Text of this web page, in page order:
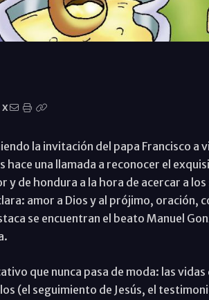
X
la invitación del papa Francisco a
una llamada a reconocer el
y de hondura a la hora de acercar a
amor a Dios y al prójimo, oración,
se encuentran el beato Manuel
que nunca pasa de moda: las
(el seguimiento de Jesús, el